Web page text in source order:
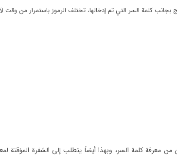
بجانب كلمة السر التي تم إدخالها، تختلف الرموز باستمرار من وقت
كلمة السر، وبهذا أيضاً يتطلب إلى الشفرة المؤقتة